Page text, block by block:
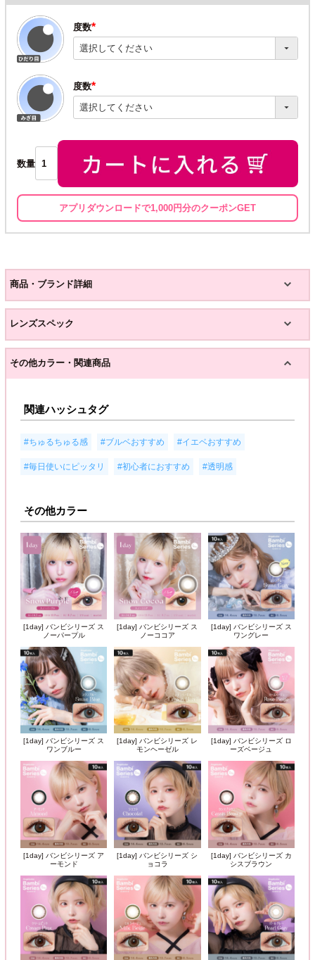
度数
(必
須)
度数
(必
須)
数量
アプリダウンロードで1,000円分のクーポンGET
商品・ブランド詳細
レンズスペック
その他カラー・関連商品
関連ハッシュタグ
#ちゅるちゅる感 #ブルベおすすめ #イエベおすすめ
#毎日使いにピッタリ #初心者におすすめ #透明感
その他カラー
[1day] バンビシリーズ ス
ノーパープル
[1day] バンビシリーズ ス
ノーココア
[1day] バンビシリーズ ス
ワングレー
[1day] バンビシリーズ ス
ワンブルー
[1day] バンビシリーズ レ
モンヘーゼル
[1day] バンビシリーズ ロ
ーズベージュ
[1day] バンビシリーズ ア
ーモンド
[1day] バンビシリーズ シ
ョコラ
[1day] バンビシリーズ カ
シスブラウン